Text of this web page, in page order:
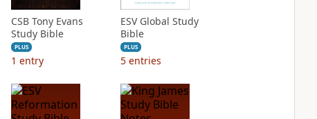
CSB Tony Evans
Study Bible
PLUS
1 entry
ESV Global Study
Bible
PLUS
5 entries